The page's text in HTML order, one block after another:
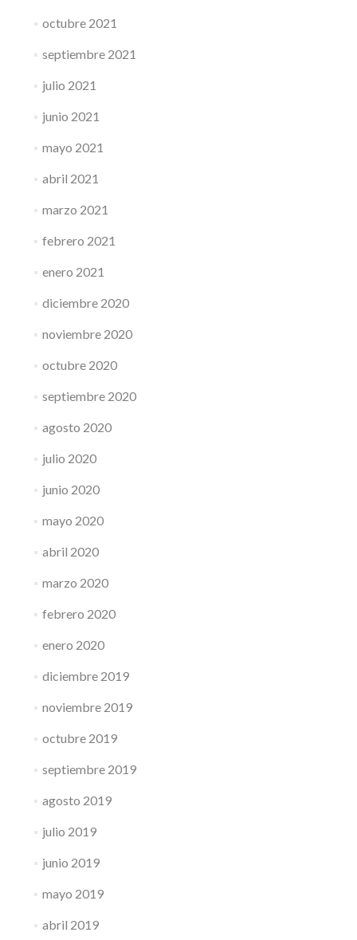
octubre 2021
septiembre 2021
julio 2021
junio 2021
mayo 2021
abril 2021
marzo 2021
febrero 2021
enero 2021
diciembre 2020
noviembre 2020
octubre 2020
septiembre 2020
agosto 2020
julio 2020
junio 2020
mayo 2020
abril 2020
marzo 2020
febrero 2020
enero 2020
diciembre 2019
noviembre 2019
octubre 2019
septiembre 2019
agosto 2019
julio 2019
junio 2019
mayo 2019
abril 2019